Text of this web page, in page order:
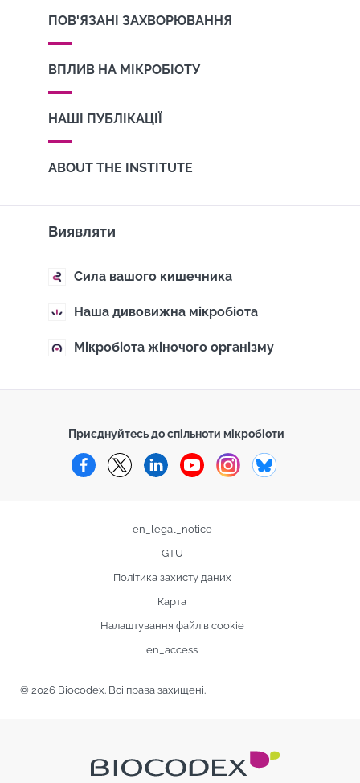
ПОВ'ЯЗАНІ ЗАХВОРЮВАННЯ
ВПЛИВ НА МІКРОБІОТУ
НАШІ ПУБЛІКАЦІЇ
ABOUT THE INSTITUTE
Виявляти
Сила вашого кишечника
Наша дивовижна мікробіота
Мікробіота жіночого організму
Приєднуйтесь до спільноти мікробіоти
Facebook
Twitter LinkedInYouTubeInstagram
© 2026 Biocodex. Всі права захищені.
en_legal_notice
GTU
Політика захисту даних
Карта
Налаштування файлів cookie
en_access